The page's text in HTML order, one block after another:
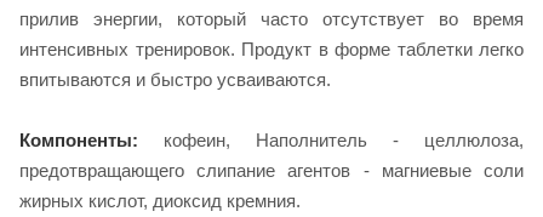
прилив энергии, который часто отсутствует во время
интенсивных тренировок. Продукт в форме таблетки легко
впитываются и быстро усваиваются.
Компоненты: кофеин, Наполнитель - целлюлоза,
предотвращающего слипание агентов - магниевые соли
жирных кислот, диоксид кремния.